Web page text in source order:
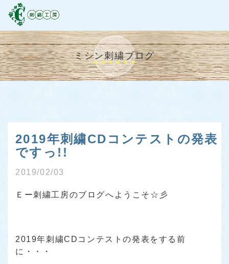
ミシン刺繍ブログ
2019年刺繍CDコンテストの発表
ですっ!!
2019/02/03
Ｅー刺繍工房のブログへようこそ☆彡
2019年刺繍CDコンテストの発表をする前
に・・・